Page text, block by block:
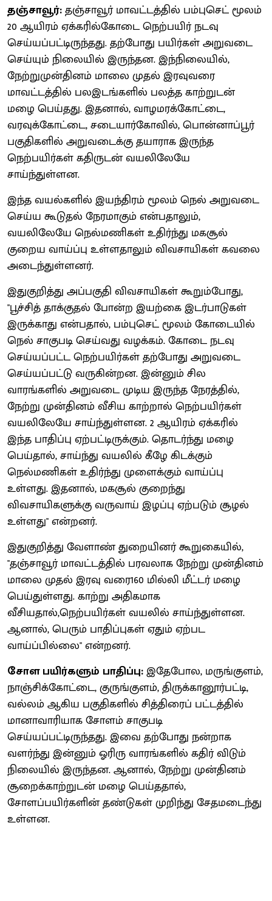
தஞ்சாவூர்:தஞ்சாவூர் மாவட்டத்தில் பம்புசெட் மூலம்
20 ஆயிரம் ஏக்கரில்கோடை நெற்பயிர் நடவு
செய்யப்பட்டிருந்தது. தற்போது பயிர்கள் அறுவடை
செய்யும் நிலையில் இருந்தன. இந்நிலையில்,
நேற்றுமுன்தினம் மாலை முதல் இரவுவரை
மாவட்டத்தில் பலஇடங்களில் பலத்த காற்றுடன்
மழை பெய்தது. இதனால், வாழமரக்கோட்டை,
வரவுக்கோட்டை, சடையார்கோவில், பொன்னாப்பூர்
பகுதிகளில் அறுவடைக்கு தயாராக இருந்த
நெற்பயிர்கள் கதிருடன் வயலிலேயே
சாய்ந்துள்ளன.
இந்த வயல்களில் இயந்திரம் மூலம் நெல் அறுவடை
செய்ய கூடுதல் நேரமாகும் என்பதாலும்,
வயலிலேயே நெல்மணிகள் உதிர்ந்து மகசூல்
குறைய வாய்ப்பு உள்ளதாலும் விவசாயிகள் கவலை
அடைந்துள்ளனர்.
இதுகுறித்து அப்பகுதி விவசாயிகள் கூறும்போது,
"பூச்சித் தாக்குதல் போன்ற இயற்கை இடர்பாடுகள்
இருக்காது என்பதால், பம்புசெட் மூலம் கோடையில்
நெல் சாகுபடி செய்வது வழக்கம். கோடை நடவு
செய்யப்பட்ட நெற்பயிர்கள் தற்போது அறுவடை
செய்யப்பட்டு வருகின்றன. இன்னும் சில
வாரங்களில் அறுவடை முடிய இருந்த நேரத்தில்,
நேற்று முன்தினம் வீசிய காற்றால் நெற்பயிர்கள்
வயலிலேயே சாய்ந்துள்ளன. 2 ஆயிரம் ஏக்கரில்
இந்த பாதிப்பு ஏற்பட்டிருக்கும். தொடர்ந்து மழை
பெய்தால், சாய்ந்து வயலில் கீழே கிடக்கும்
நெல்மணிகள் உதிர்ந்து முளைக்கும் வாய்ப்பு
உள்ளது. இதனால், மகசூல் குறைந்து
விவசாயிகளுக்கு வருவாய் இழப்பு ஏற்படும் சூழல்
உள்ளது" என்றனர்.
இதுகுறித்து வேளாண் துறையினர் கூறுகையில்,
"தஞ்சாவூர் மாவட்டத்தில் பரவலாக நேற்று முன்தினம்
மாலை முதல் இரவு வரை160 மில்லி மீட்டர் மழை
பெய்துள்ளது. காற்று அதிகமாக
வீசியதால்,நெற்பயிர்கள் வயலில் சாய்ந்துள்ளன.
ஆனால், பெரும் பாதிப்புகள் ஏதும் ஏற்பட
வாய்ப்பில்லை" என்றனர்.
சோள பயிர்களும் பாதிப்பு:இதேபோல, மருங்குளம்,
நாஞ்சிக்கோட்டை, குருங்குளம், திருக்கானூர்பட்டி,
வல்லம் ஆகிய பகுதிகளில் சித்திரைப் பட்டத்தில்
மானாவாரியாக சோளம் சாகுபடி
செய்யப்பட்டிருந்தது. இவை தற்போது நன்றாக
வளர்ந்து இன்னும் ஓரிரு வாரங்களில் கதிர் விடும்
நிலையில் இருந்தன. ஆனால், நேற்று முன்தினம்
சூறைக்காற்றுடன் மழை பெய்ததால்,
சோளப்பயிர்களின் தண்டுகள் முறிந்து சேதமடைந்து
உள்ளன.